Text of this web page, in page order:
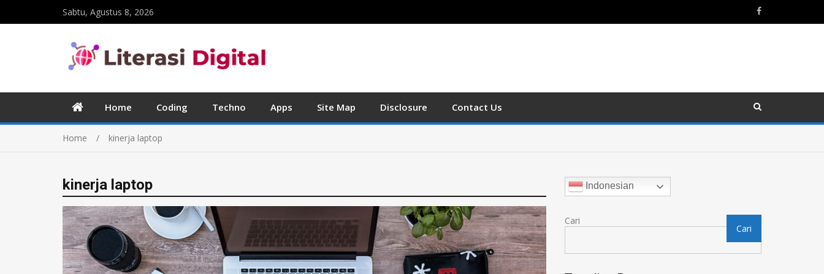
Sabtu, Agustus 8, 2026
Home Coding Techno Apps Site Map Disclosure Contact Us
Home kinerja laptop
kinerja laptop Indonesian
Cari
Cari